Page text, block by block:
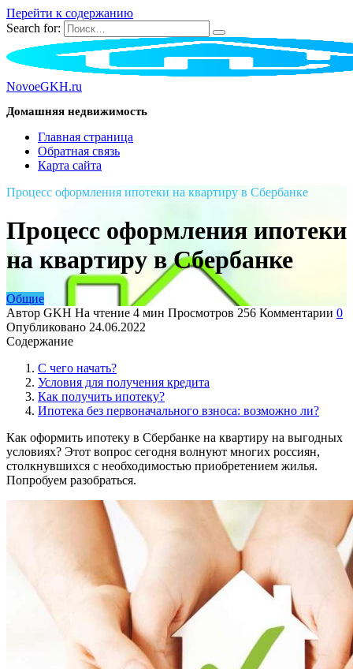
Перейти к содержанию
Search for:
NovoeGKH.ru
Домашняя недвижимость
Главная страница
Обратная связь
Карта сайта
Процесс оформления ипотеки на квартиру в Сбербанке
Процесс оформления ипотеки
на квартиру в Сбербанке
Общие
Автор GKH На чтение 4 мин Просмотров 256 Комментарии 0
Опубликовано 24.06.2022
Содержание
С чего начать?
Условия для получения кредита
Как получить ипотеку?
Ипотека без первоначального взноса: возможно ли?
Как оформить ипотеку в Сбербанке на квартиру на выгодных
условиях? Этот вопрос сегодня волнуют многих россиян,
столкнувшихся с необходимостью приобретением жилья.
Попробуем разобраться.